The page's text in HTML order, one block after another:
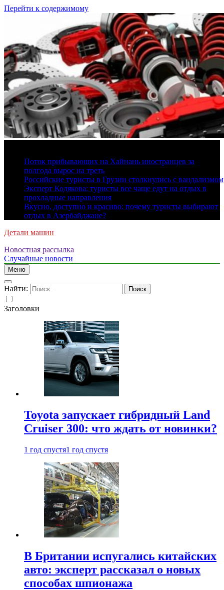
Перейти к содержимому
Поток прибывающих на Хайнань иностранцев за
полгода вырос на треть
Российские туристы в Грузии столкнулись с вандализмом
Эксперт Кодякова: туристы все чаще едут на отдых в
прохладные направления
Вкусно, доступно и красиво: почему туристы выбирают
отдых в Азербайджане?
Детали машин
Новостная рассылка
Случайные новости
Меню
Найти:
Заголовки
Toyota запускает гибридный Land
Cruiser 300: что ждать от новинки?
1 год спустя1 год спустя
В Британии испугались китайских
авто: эксперт рассказал о новых
способах шпионажа